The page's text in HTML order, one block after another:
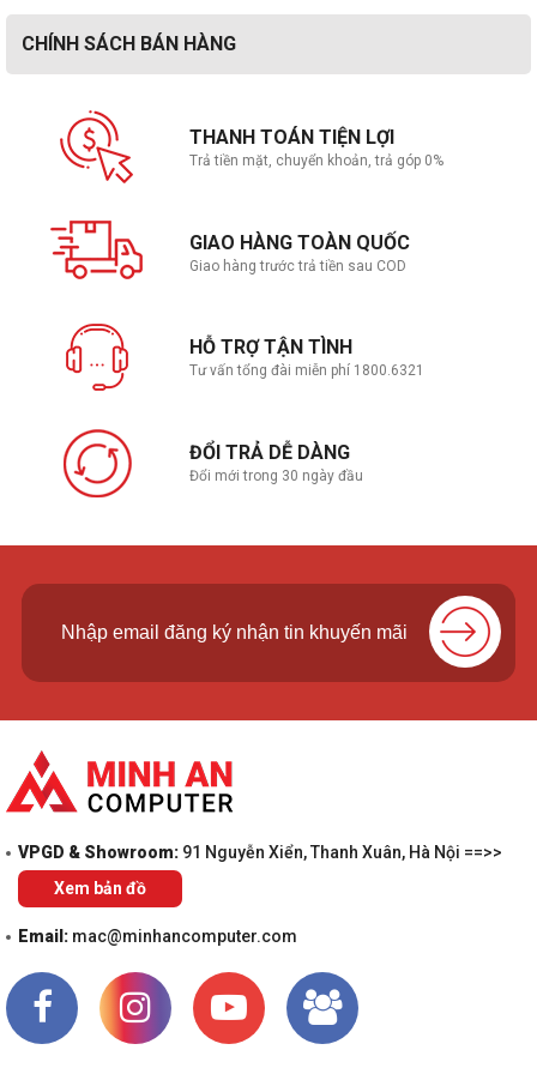
CHÍNH SÁCH BÁN HÀNG
THANH TOÁN TIỆN LỢI
Trả tiền mặt, chuyển khoản, trả góp 0%
GIAO HÀNG TOÀN QUỐC
Giao hàng trước trả tiền sau COD
HỖ TRỢ TẬN TÌNH
Tư vấn tổng đài miễn phí 1800.6321
ĐỔI TRẢ DỄ DÀNG
Đổi mới trong 30 ngày đầu
VPGD & Showroom: 91 Nguyễn Xiển, Thanh Xuân, Hà Nội ==>>
Xem bản đồ
Email: mac@minhancomputer.com